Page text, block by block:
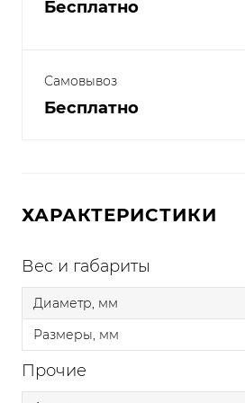
Бесплатно
Самовывоз
Бесплатно
ХАРАКТЕРИСТИКИ
Вес и габариты
Диаметр, мм
Размеры, мм
Прочие